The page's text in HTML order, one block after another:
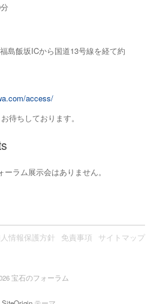
島飯坂ICから国道13号線を経て約
access/
待ちしております。
ラム展示会はありません。
情報保護方針 免責事項 サイトマップ
宝石のフォーラム